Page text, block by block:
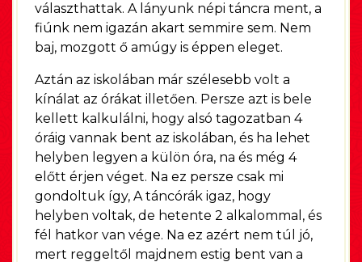
választhattak. A lányunk népi táncra ment, a
fiúnk nem igazán akart semmire sem. Nem
baj, mozgott ő amúgy is éppen eleget.
Aztán az iskolában már szélesebb volt a
kínálat az órákat illetően. Persze azt is bele
kellett kalkulálni, hogy alsó tagozatban 4
óráig vannak bent az iskolában, és ha lehet
helyben legyen a külön óra, na és még 4
előtt érjen véget. Na ez persze csak mi
gondoltuk így, A táncórák igaz, hogy
helyben voltak, de hetente 2 alkalommal, és
fél hatkor van vége. Na ez azért nem túl jó,
mert reggeltől majdnem estig bent van a